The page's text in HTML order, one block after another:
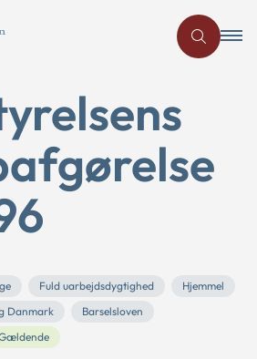
Fuld uarbejdsdygtighed
Hjemmel
Danmark
Barselsloven